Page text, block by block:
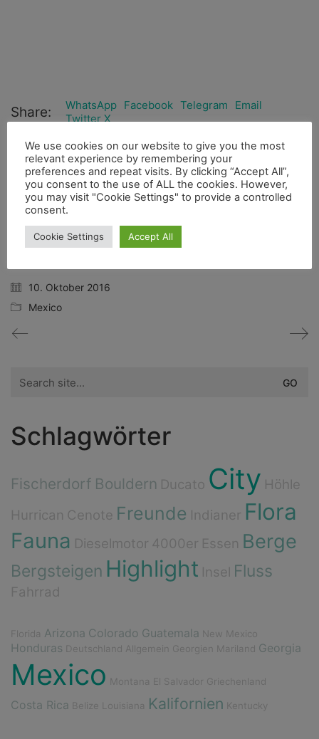
Share: WhatsApp Facebook Telegram
Email
Twitter X
2bfree
10. Oktober 2016
Mexico
for:
Schlagwörter
Fischerdorf Bouldern Ducato City Höhle
Hurrican Cenote Freunde Indianer Flora
Fauna Dieselmotor 4000er Essen Berge
Bergsteigen Highlight Insel Fluss
Fahrrad
Florida Arizona Colorado Guatemala New Mexico
Honduras Deutschland Allgemein Georgien Mariland Georgia
Mexico Montana El Salvador Griechenland
Costa Rica Belize Louisiana Kalifornien Kentucky
We use cookies on our website to give you the most
relevant experience by remembering your
preferences and repeat visits. By clicking “Accept All”,
you consent to the use of ALL the cookies. However,
you may visit "Cookie Settings" to provide a controlled
consent.
Cookie Settings Accept All